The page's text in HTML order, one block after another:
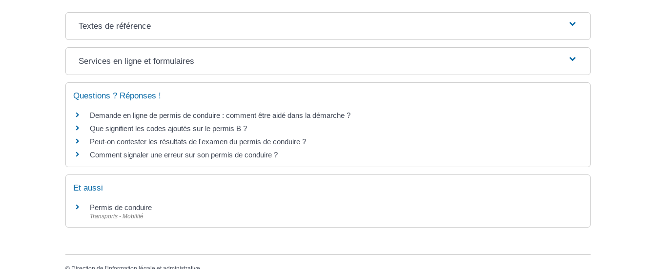
Textes de référence
Services en ligne et formulaires
Questions ? Réponses !
Demande en ligne de permis de conduire : comment être aidé dans la démarche ?
Que signifient les codes ajoutés sur le permis B ?
Peut-on contester les résultats de l'examen du permis de conduire ?
Comment signaler une erreur sur son permis de conduire ?
Et aussi
Permis de conduire
Transports - Mobilité